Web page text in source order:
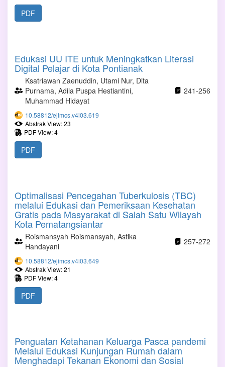
PDF
Edukasi UU ITE untuk Meningkatkan Literasi
Digital Pelajar di Kota Pontianak
Ksatriawan Zaenuddin, Utami Nur, Dita
Purnama, Adila Puspa Hestiantini,
Muhammad Hidayat
241-256
10.58812/ejimcs.v4i03.619
Abstrak View: 23
PDF View: 4
PDF
Optimalisasi Pencegahan Tuberkulosis (TBC)
melalui Edukasi dan Pemeriksaan Kesehatan
Gratis pada Masyarakat di Salah Satu Wilayah
Kota Pematangsiantar
Roismansyah Roismansyah, Astika
Handayani
257-272
10.58812/ejimcs.v4i03.649
Abstrak View: 21
PDF View: 4
PDF
Penguatan Ketahanan Keluarga Pasca pandemi
Melalui Edukasi Kunjungan Rumah dalam
Menghadapi Tekanan Ekonomi dan Sosial